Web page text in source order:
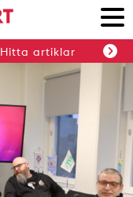
Hitta artiklar